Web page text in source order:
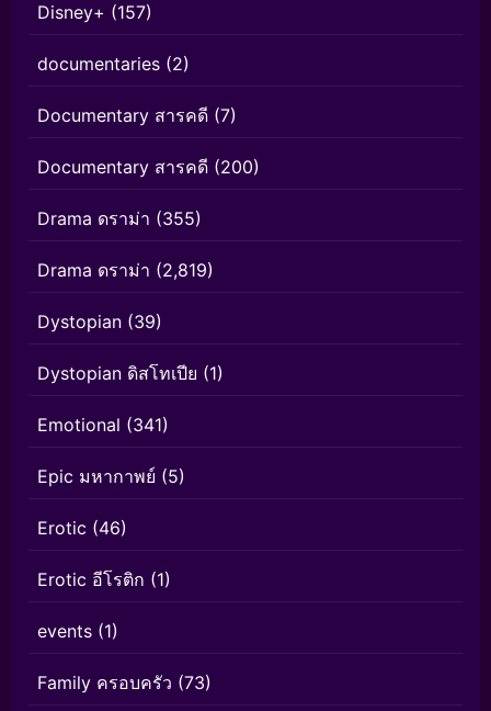
Disney+ (157)
documentaries (2)
Documentary สารคดี (7)
Documentary สารคดี (200)
Drama ดราม่า (355)
Drama ดราม่า (2,819)
Dystopian (39)
Dystopian ดิสโทเปีย (1)
Emotional (341)
Epic มหากาพย์ (5)
Erotic (46)
Erotic อีโรติก (1)
events (1)
Family ครอบครัว (73)